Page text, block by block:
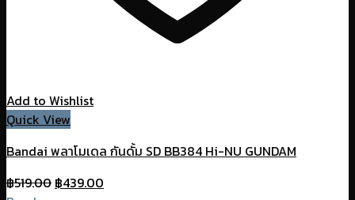
Add to Wishlist
Quick View
Bandai พลาโมเดล กันดั้ม SD BB384 Hi-NU GUNDAM
฿519.00 Original
฿439.00